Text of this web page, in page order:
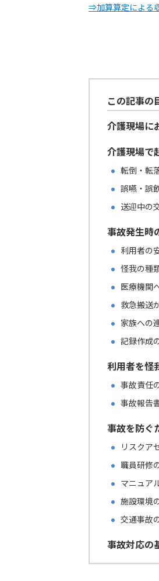
⇒加算算定による
この記事の
介護現場に
介護現場で
転倒・転
誤嚥・誤
送迎中の
事故発生時
利用者の
怪我の種
医療機関
救急搬送
家族への
記録作成
利用者を怪
事故責任
事故報告
事故を防ぐ
リスクア
職員研修
マニュア
施設環境
交通事故
事故対応の